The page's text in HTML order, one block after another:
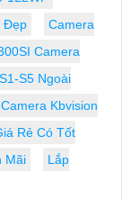
Đẹp
Camera
Camera
S5 Ngoài
Kbvision
Rẻ Có Tốt
Mãi
Lắp